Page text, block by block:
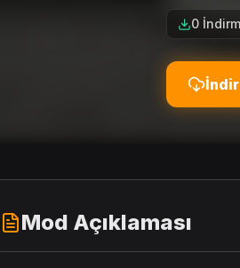
0
İndir
Mod Açıklaması